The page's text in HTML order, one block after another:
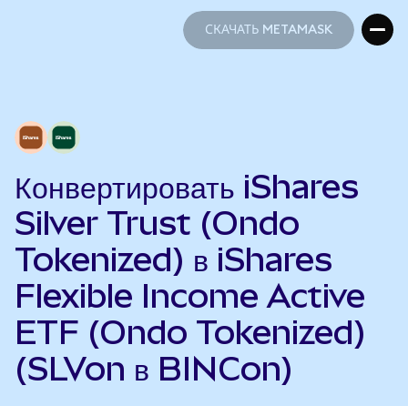
СКАЧАТЬ METAMASK
Конвертировать iShares
Silver Trust (Ondo
Tokenized) в iShares
Flexible Income Active
ETF (Ondo Tokenized)
(SLVon в BINCon)